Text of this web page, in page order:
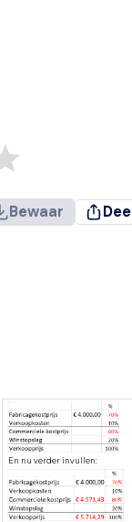
Bewaar Deel
En nu verder invullen: